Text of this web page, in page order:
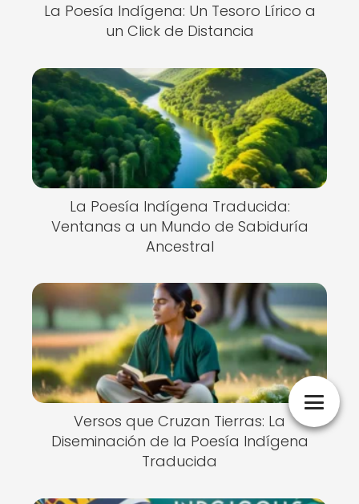
La Poesía Indígena: Un Tesoro Lírico a
un Click de Distancia
La Poesía Indígena Traducida:
Ventanas a un Mundo de Sabiduría
Ancestral
Versos que Cruzan Tierras: La
Diseminación de la Poesía Indígena
Traducida